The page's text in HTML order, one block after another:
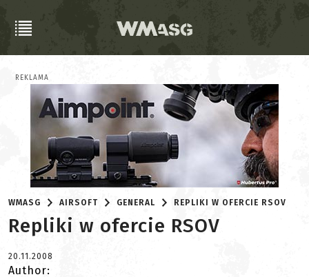
REKLAMA
WMASG AIRSOFT GENERAL REPLIKI W OFERCIE RSOV
Repliki w ofercie RSOV
20.11.2008
Author: